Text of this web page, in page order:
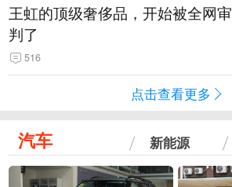
王虹的顶级奢侈品，开始被全网审
判了
516
点击查看更多
汽车 新能源